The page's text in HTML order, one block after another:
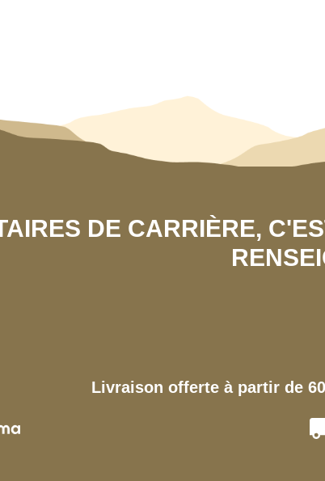
DE CARRIÈRE,
Livraison offerte à partir de